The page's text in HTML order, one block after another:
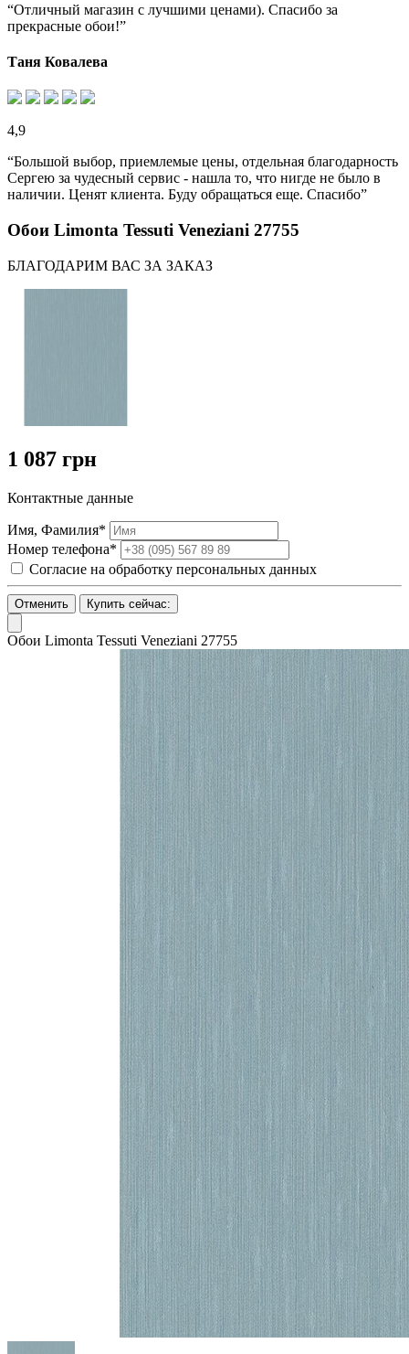
“Отличный магазин с лучшими ценами). Спасибо за
прекрасные обои!”
Таня Ковалева
4,9
“Большой выбор, приемлемые цены, отдельная благодарность
Сергею за чудесный сервис - нашла то, что нигде не было в
наличии. Ценят клиента. Буду обращаться еще. Спасибо”
Обои Limonta Tessuti Veneziani 27755
БЛАГОДАРИМ ВАС ЗА ЗАКАЗ
1 087 грн
Контактные данные
Имя, Фамилия*
Номер телефона*
Согласие на обработку персональных данных
Отменить Купить сейчас:
Обои Limonta Tessuti Veneziani 27755